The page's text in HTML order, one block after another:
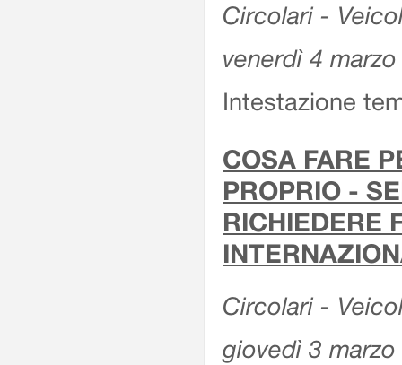
Circolari -
venerdì 4
Intestazione
COSA FARE
PROPRIO -
RICHIEDERE
Circolari -
giovedì 3 marzo